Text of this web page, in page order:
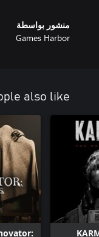
منشور بواسطة
Games Harbor
also like